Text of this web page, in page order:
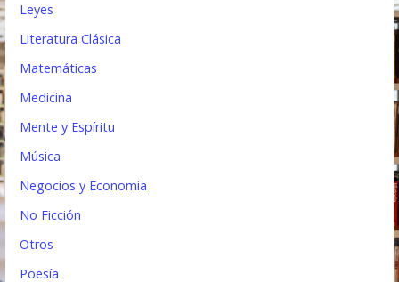
Leyes
Literatura Clásica
Matemáticas
Medicina
Mente y Espíritu
Música
Negocios y Economia
No Ficción
Otros
Poesía